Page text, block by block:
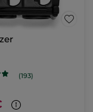
(193)